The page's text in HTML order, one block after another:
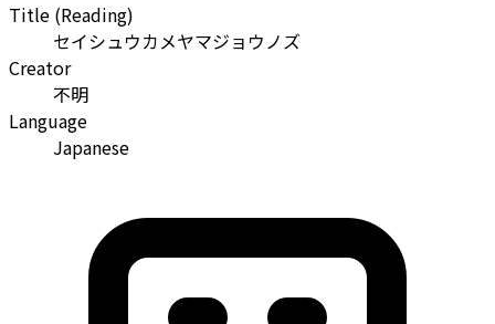
Title (Reading)
セイシュウカメヤマジョウノズ
Creator
不明
Language
Japanese